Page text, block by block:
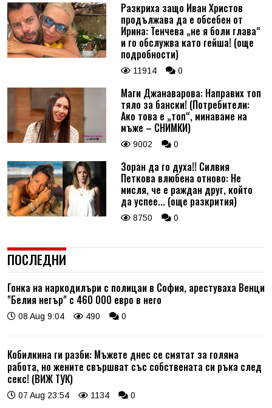
Разкриха защо Иван Христов
продължава да е обсебен от
Ирина: Тенчева „не я боли глава“
и го обслужва като гейша! (още
подробности)
11914 0
Маги Джанаварова: Направих топ
тяло за бански! (Потребители:
Ако това е „топ“, минаваме на
мъже – СНИМКИ)
9002 0
Зоран да го духа!! Силвия
Петкова влюбена отново: Не
мисля, че е раждан друг, който
да успее... (още разкрития)
8750 0
ПОСЛЕДНИ
Гонка на наркодилъри с полицаи в София, арестуваха Венци
"Белия негър" с 460 000 евро в него
08 Aug 9:04 490 0
Кобилкина ги разби: Мъжете днес се смятат за голяма
работа, но жените свършват със собствената си ръка след
секс! (ВИЖ ТУК)
07 Aug 23:54 1134 0